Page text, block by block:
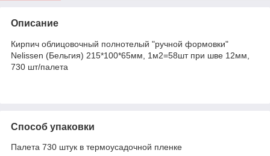
Описание
Кирпич облицовочный полнотелый "ручной формовки"
Nelissen (Бельгия) 215*100*65мм, 1м2=58шт при шве 12мм,
730 шт/палета
Способ упаковки
Палета 730 штук в термоусадочной пленке